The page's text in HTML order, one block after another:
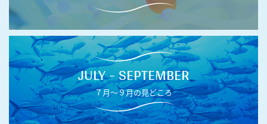
JULY - SEPTEMBER
７月〜９月の見どころ